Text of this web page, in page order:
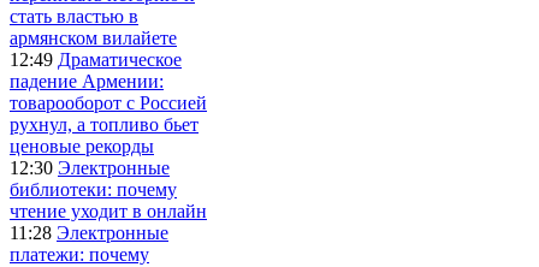
стать властью в
армянском вилайете
12:49 Драматическое
падение Армении:
товарооборот с Россией
рухнул, а топливо бьет
ценовые рекорды
12:30 Электронные
библиотеки: почему
чтение уходит в онлайн
11:28 Электронные
платежи: почему